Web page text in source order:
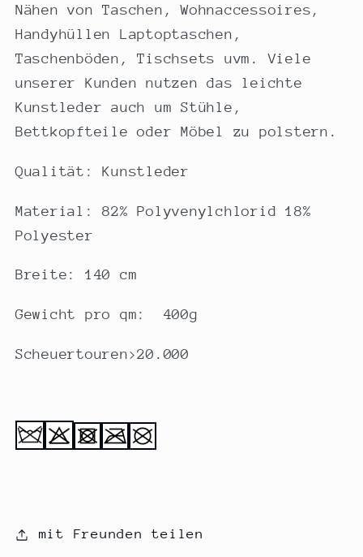
Nähen von Taschen, Wohnaccessoires,
Handyhüllen Laptoptaschen,
Taschenböden, Tischsets uvm. Viele
unserer Kunden nutzen das leichte
Kunstleder auch um Stühle,
Bettkopfteile oder Möbel zu polstern.
Qualität: Kunstleder
Material: 82% Polyvenylchlorid 18%
Polyester
Breite: 140 cm
Gewicht pro qm: 400g
Scheuertouren>20.000
mit Freunden teilen